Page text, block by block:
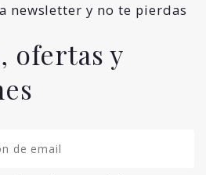
newsletter y no te pierdas
ofertas y